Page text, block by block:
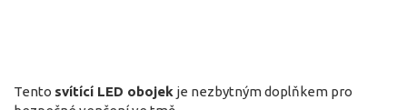
Tento svítící LED obojek je nezbytným doplňkem pro